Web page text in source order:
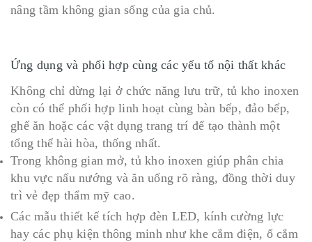
nâng tầm không gian sống của gia chủ.
Ứng dụng và phối hợp cùng các yếu tố nội thất khác
Không chỉ dừng lại ở chức năng lưu trữ, tủ kho inoxen
còn có thể phối hợp linh hoạt cùng bàn bếp, đảo bếp,
ghế ăn hoặc các vật dụng trang trí để tạo thành một
tổng thể hài hòa, thống nhất.
Trong không gian mở, tủ kho inoxen giúp phân chia
khu vực nấu nướng và ăn uống rõ ràng, đồng thời duy
trì vẻ đẹp thẩm mỹ cao.
Các mẫu thiết kế tích hợp đèn LED, kính cường lực
hay các phụ kiện thông minh như khe cắm điện, ổ cắm